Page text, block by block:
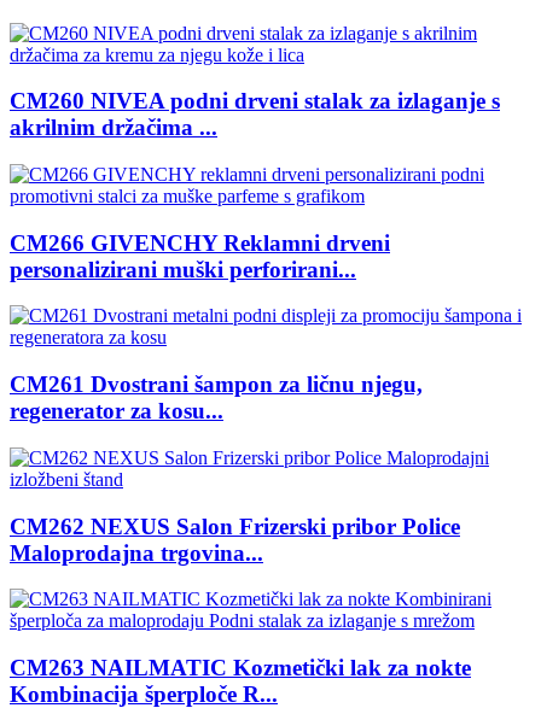
CM260 NIVEA podni drveni stalak za izlaganje s
akrilnim držačima ...
CM266 GIVENCHY Reklamni drveni
personalizirani muški perforirani...
CM261 Dvostrani šampon za ličnu njegu,
regenerator za kosu...
CM262 NEXUS Salon Frizerski pribor Police
Maloprodajna trgovina...
CM263 NAILMATIC Kozmetički lak za nokte
Kombinacija šperploče R...